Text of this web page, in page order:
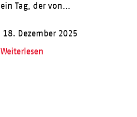
ein Tag, der von…
18. Dezember 2025
Weiterlesen